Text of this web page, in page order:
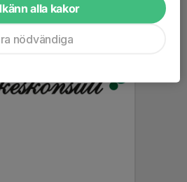
alla kakor
nödvändiga